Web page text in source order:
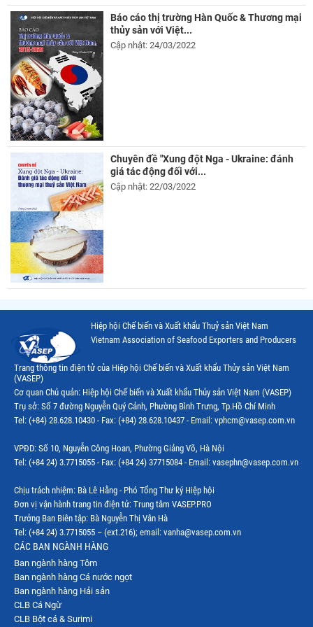
Báo cáo thị trường Hàn Quốc & Thương mại
thủy sản với Việt...
Cập nhật: 24/03/2022
Chuyên đề "Xung đột Nga - Ukraine: đánh
giá tác động đối với...
Cập nhật: 22/03/2022
Hiệp hội Chế biến và Xuất khẩu Thuỷ sản Việt Nam
Vietnam Association of Seafood Exporters and Producers
Trang thông tin điện tử của Hiệp hội Chế biến và Xuất khẩu Thủy sản Việt Nam
(VASEP)
Cơ quan Chủ quản: Hiệp hội Chế biến và Xuất khẩu Thủy sản Việt Nam (VASEP)
Trụ sở: Số 7 đường Nguyễn Quý Cảnh, Phường Bình Trưng, Tp.Hồ Chí Minh
Tel: (+84) 28.628.10430 - Fax: (+84) 28.628.10437 - Email: vphcm@vasep.com.vn
VPĐD: Số 10, Nguyễn Công Hoan, Phường Giảng Võ, Hà Nội
Tel: (+84 24) 3.7715055 - Fax: (+84 24) 37715084 - Email: vasephn@vasep.com.vn
Chịu trách nhiệm: Bà Lê Hằng - Phó Tổng Thư ký Hiệp hội
Đơn vị vận hành trang tin điện tử: Trung tâm VASEP.PRO
Trưởng Ban Biên tập: Bà Nguyễn Thị Vân Hà
Tel: (+84 24) 3.7715055 – (ext.216); email: vanha@vasep.com.vn
CÁC BAN NGÀNH HÀNG
Ban ngành hàng Tôm
Ban ngành hàng Cá nước ngọt
Ban ngành hàng Hải sản
CLB Cá Ngừ
CLB Bột cá & Surimi